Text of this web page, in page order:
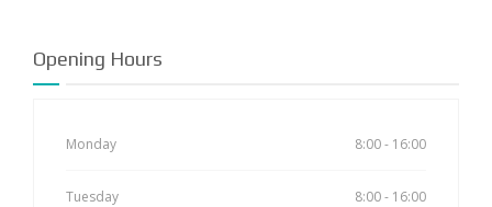
Opening Hours
Monday 8:00 - 16:00
Tuesday 8:00 - 16:00